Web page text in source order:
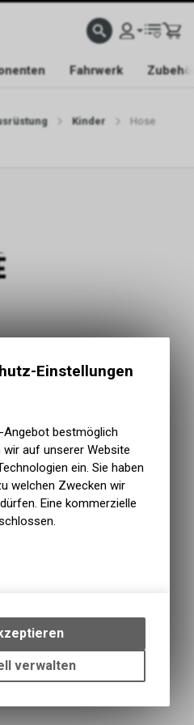
Fahrwerk
Kinder Hose
Einstellungen
Angebot bestmöglich
auf unserer Website
ein. Sie haben
welchen Zwecken wir
Eine kommerzielle
Interaktionen und
auf Ihrem Gerät,
unseres Online-
verwalten